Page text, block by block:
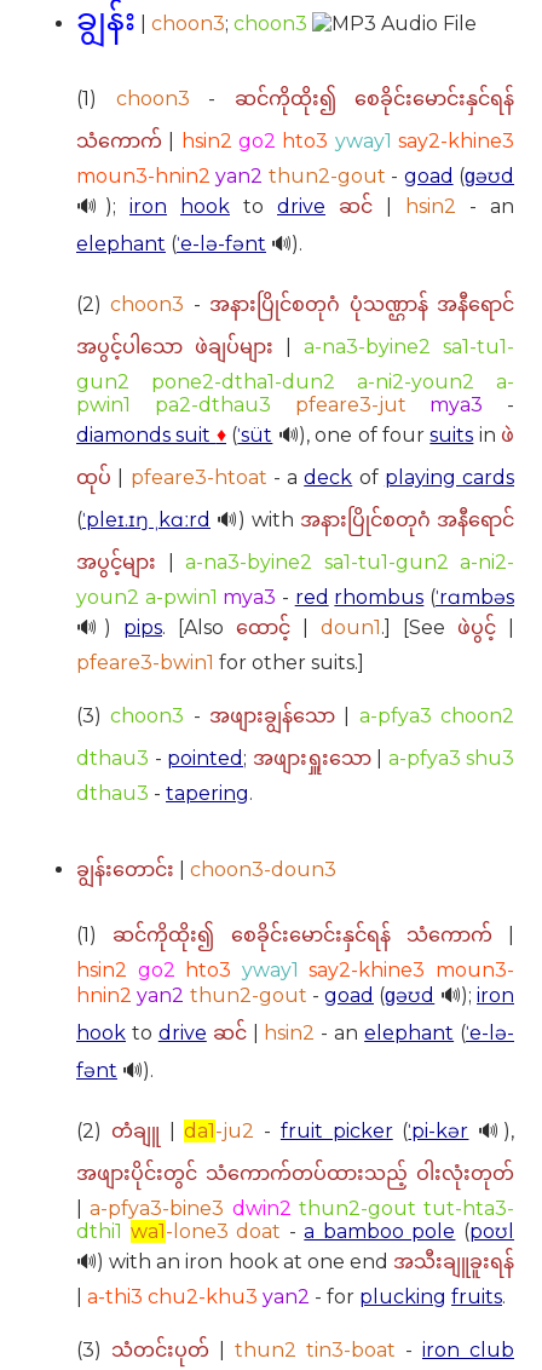
ချွန်း choon3; choon3
(1) choon3 - ဆင်ကိုထိုး၍ စေခိုင်းမောင်းနှင်ရန်
သံကောက် hsin2 go2 hto3 yway1 say2-khine3
moun3-hnin2 yan2 thun2-gout - goad (ɡəʊd
🔊); iron hook to drive ဆင် hsin2
- an
elephant (ˈe-lə-fənt 🔊).
(2)choon3 - အနားပြိုင်စတုဂံ ပုံသဏ္ဌာန် အနီရောင်
အပွင့်ပါသော ဖဲချပ်များ
a-na3-byine2 sa1-tu1-
gun2 pone2-dtha1-dun2 a-ni2-youn2 ‌a-
pwin1 pa2-dthau3
pfeare3-jut mya3 -
diamonds suit ♦ (ˈsüt 🔊), one of foursuits in ဖဲ
ထုပ် pfeare3-htoat - adeck of playing cards
(ˈpleɪ.ɪŋ ˌkɑːrd 🔊) with အနားပြိုင်စတုဂံ အနီရောင်
အပွင့်များ
a-na3-byine2 sa1-tu1-gun2 a-ni2-
youn2 ‌a-pwin1 mya3 - red rhombus (ˈrɑmbəs
🔊) pips. [Also ထောင့် doun1.] [See ဖဲပွင့်
pfeare3-bwin1 for other suits.]
(3)choon3 - အဖျားချွန်သော
a-pfya3 choon2
dthau3 - pointed ; အဖျားရှူးသော| a-pfya3 shu3
dthau3 - tapering.
ချွန်းတောင်း choon3-doun3
(1) ဆင်ကိုထိုး၍ စေခိုင်းမောင်းနှင်ရန် သံကောက်
hsin2 go2 hto3 yway1 say2-khine3 moun3-
hnin2 yan2 thun2-gout - goad (ɡəʊd 🔊); iron
hook to drive ဆင်| hsin2 - anelephant (ˈe-lə-
fənt 🔊).
(2) တံချူ da1-ju2 - fruit picker(ˈpi-kər 🔊),
အဖျားပိုင်းတွင် သံကောက်တပ်ထားသည့် ဝါးလုံးတုတ်
|a-pfya3-bine3 dwin2 thun2-gout tut-hta3-
dthi1 wa1-lone3 doat -a bamboo pole (poʊl
🔊) with an iron hook at one end အသီးချူခူးရန်
a-thi3 chu2-khu3 yan2 - for plucking fruits.
(3) သံတင်းပုတ် thun2 tin3-boat - iron club